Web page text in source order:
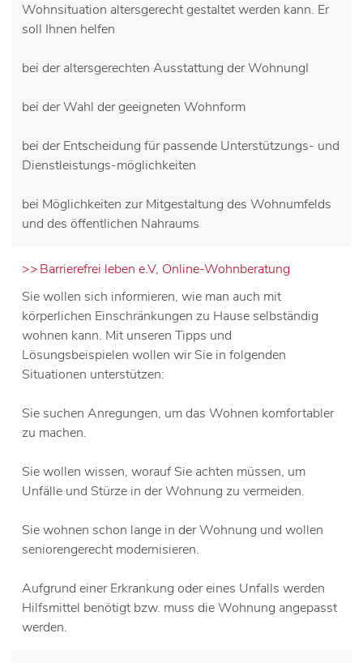
Wohnsituation altersgerecht gestaltet werden kann. Er
soll Ihnen helfen
bei der altersgerechten Ausstattung der WohnungI
bei der Wahl der geeigneten Wohnform
bei der Entscheidung für passende Unterstützungs- und
Dienstleistungs-möglichkeiten
bei Möglichkeiten zur Mitgestaltung des Wohnumfelds
und des öffentlichen Nahraums
Barrierefrei leben e.V, Online-Wohnberatung
Sie wollen sich informieren, wie man auch mit
körperlichen Einschränkungen zu Hause selbständig
wohnen kann. Mit unseren Tipps und
Lösungsbeispielen wollen wir Sie in folgenden
Situationen unterstützen:
Sie suchen Anregungen, um das Wohnen komfortabler
zu machen.
Sie wollen wissen, worauf Sie achten müssen, um
Unfälle und Stürze in der Wohnung zu vermeiden.
Sie wohnen schon lange in der Wohnung und wollen
seniorengerecht modernisieren.
Aufgrund einer Erkrankung oder eines Unfalls werden
Hilfsmittel benötigt bzw. muss die Wohnung angepasst
werden.